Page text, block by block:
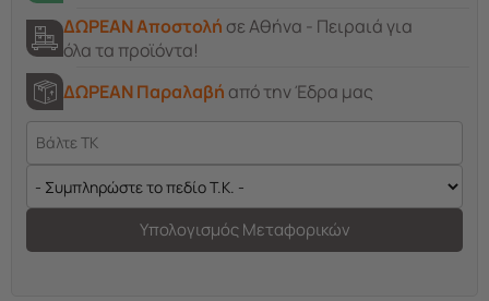
ΔΩΡΕΑΝ Αποστολή σε Αθήνα - Πειραιά για
όλα τα προϊόντα!
ΔΩΡΕΑΝ Παραλαβή από την Έδρα μας
Υπολογισμός Μεταφορικών